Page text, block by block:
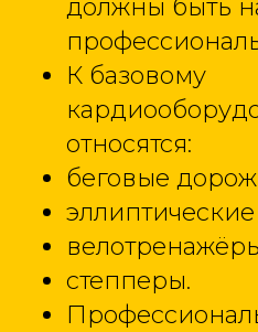
должны быть
К базовому
относятся:
беговые
степперы.